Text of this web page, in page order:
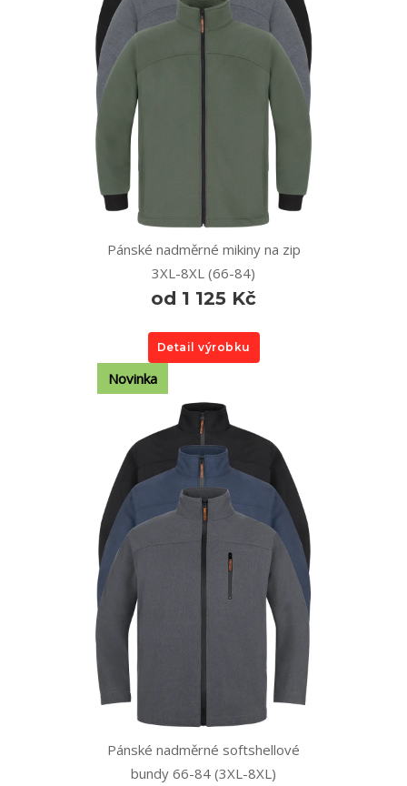
Pánské nadměrné mikiny na zip
3XL-8XL (66-84)
od 1 125 Kč
Detail výrobku
Novinka
Pánské nadměrné softshellové
bundy 66-84 (3XL-8XL)